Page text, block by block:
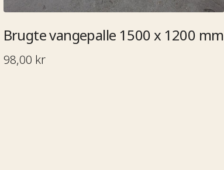
Brugte vangepalle 1500 x 1200 mm​​​​‌ ‍ ​‍​‍‌‍ ‌ ​‍‌‍‍‌‌‍‌ ‌‍‍‌‌‍ ‍​‍​‍​ ‍‍​‍​‍‌ ​ ‌‍​‌‌‍ ‍‌‍‍‌‌ ‌​‌ ‍‌​‍ ‍‌‍‍‌‌‍ ​‍​‍​‍ ​​‍​‍‌‍‍​‌ ​‍‌‍‌‌‌‍‌‍​‍​‍​ ‍‍​‍​‍‌ ​ ‌ ‌‌‌ ​​‌‍‌‌‌ ​‍​‍ ‌‌‍ ​‌‍ ‌‍‌ ‌‍‍‌‌‍ ‍​‍ ‌‍‍‌‌‍ ‍‌ ‌​‌‍‌‌‌‍ ‍‌ ‌​​‍ ‌‍‌‌‌‍‌​‌‍‍‌‌ ‌​​‍ ‌‍ ‌‌‍ ‌‍‌​‌‍‌‌​ ‌‌ ​​‌ ​‍‌‍‌‌‌ ​ ‌‍‌‌‌‍ ‍‌ ‌​‌‍​‌‌ ‌​‌‍‍‌‌‍ ‌‍ ‍​ ‍ ‌‍‍‌‌‍‌​​ ‌‌ ​ ‌‍‍​‌‍ ‌ ​​‌‍‍‌‌‍‌‍‌ ‍‌‌‌​​‌ ​‍‌‍ ‌‍‌​‌ ‌‌‌‍​ ‌ ‌​​‍ ‌​ ‍​​ ‌ ​ ‌ ​ ​ ​ ​ ​ ​ ​ ‌‌​ ​​​ ​‍​ ​ ​ ‍‌​ ‌‌​ ​‍​ ‍ ‌ ‌​‌ ‍‌‌ ​​‌‍‌‌​ ‌‌ ​​‌ ​‍‌‍ ‌‍‌​‌ ‌‌‌‍​ ‌ ‌​​ ‍ ‌ ​​‌‍​‌‌ ‌​‌‍‍​​ ‌‌ ​ ‌ ‌​‌‍ ‌ ​‍‌‍‌‌​‍ ‍‌ ‌​‌‍‍‌‌ ‌​‌‍ ​‌‍‌‌​ ‌‍​‍‌‍​‌‌ ​ ‌‍‌‌‌‌‌‌‌ ​‍‌‍ ​​ ‌‌ ​ ‌ ‌‌‌ ​​‌‍‌‌‌ ​‍​‍ ‌‌‍ ​‌‍ ‌‍‌ ‌‍‍‌‌‍ ‍​‍‌‍‌‍‍‌‌‍‌​​ ‌‌ ​ ‌‍‍​‌‍ ‌ ​​‌‍‍‌‌‍‌‍‌ ‍‌‌‌​​‌ ​‍‌‍ ‌‍‌​‌ ‌‌‌‍​ ‌ ‌​​‍ ‌​ ‍​​ ‌ ​ ‌ ​ ​ ​ ​ ​ ​ ​ ‌‌​ ​​​ ​‍​ ​ ​ ‍‌​ ‌‌​ ​‍​‍‌‍‌ ‌​‌ ‍‌‌ ​​‌‍‌‌​ ‌‌ ​​‌ ​‍‌‍ ‌‍‌​‌ ‌‌‌‍​ ‌ ‌​​‍‌‍‌ ​​‌‍​‌‌ ‌​‌‍‍​​ ‌‌ ​ ‌ ‌​‌‍ ‌ ​‍‌‍‌‌​‍ ‍‌ ‌​‌‍‍‌‌ ‌​‌‍ ​‌‍‌‌​‍‌‍‌ ​​‌‍‌‌‌ ​‍‌ ​ ‌ ​​‌‍‌‌‌‍​ ‌ ‌​‌‍‍‌‌ ‌‍‌‍‌‌​ ‌‌ ​​‌ ‌‌‌‍​‍‌‍ ​‌‍‍‌‌ ​ ‌‍‍​‌‍‌‌‌‍‌​​‍​‍‌ ‌
98,00 kr